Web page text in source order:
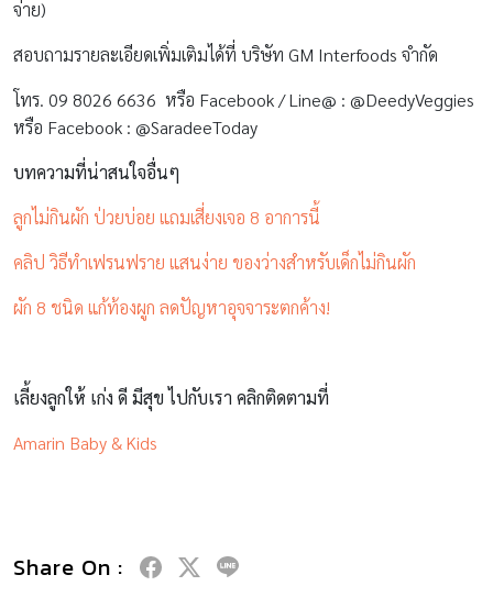
จ่าย)
สอบถามรายละเอียดเพิ่มเติมได้ที่ บริษัท GM Interfoods จำกัด
โทร. 09 8026 6636 หรือ Facebook / Line@ : @DeedyVeggies
หรือ Facebook : @SaradeeToday
บทความที่น่าสนใจอื่นๆ
ลูกไม่กินผัก ป่วยบ่อย แถมเสี่ยงเจอ 8 อาการนี้
คลิป วิธีทำเฟรนฟราย แสนง่าย ของว่างสำหรับเด็กไม่กินผัก
ผัก 8 ชนิด แก้ท้องผูก ลดปัญหาอุจจาระตกค้าง!
เลี้ยงลูกให้ เก่ง ดี มีสุข ไปกับเรา คลิกติดตามที่
Amarin Baby & Kids
Share On :